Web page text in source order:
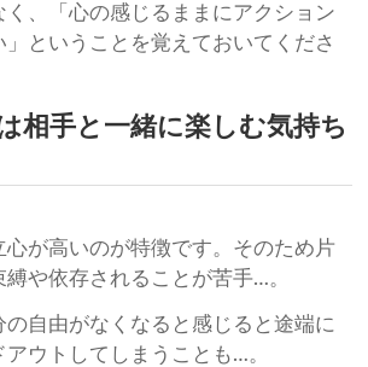
く、「心の感じるままにアクション
」ということを覚えておいてくださ
相手と一緒に楽しむ気持ち
心が高いのが特徴です。そのため片
や依存されることが苦手…。
自由がなくなると感じると途端に
ウトしてしまうことも…。